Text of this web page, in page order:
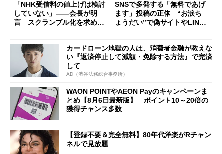
「NHK受信料の値上げは検討
していない」――会長が明
言 スクランブル化を求める
SNSで多発する「無料であげ
ます」投稿の正体 “お涙ち
ょうだい”で偽サイトやLINE
カードローン地獄の人は、消費者金融が教えな
い『返済停止して減額・免除する方法』で完済
して
AD（渋谷法務総合事務所）
WAON POINTやAEON Payのキャンペーンま
とめ【8月6日最新版】 ポイント10～20倍の
獲得チャンス多数
【登録不要＆完全無料】80年代洋楽がRチャン
ネルで見放題